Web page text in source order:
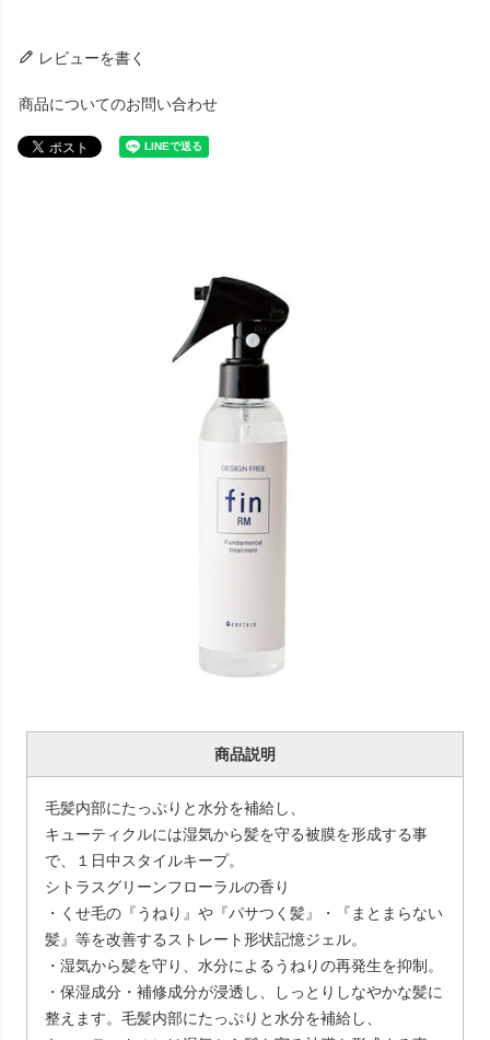
レビューを書く
商品についてのお問い合わせ
商品説明
毛髪内部にたっぷりと水分を補給し、
キューティクルには湿気から髪を守る被膜を形成する事
で、１日中スタイルキープ。
シトラスグリーンフローラルの香り
・くせ毛の『うねり』や『パサつく髪』・『まとまらない
髪』等を改善するストレート形状記憶ジェル。
・湿気から髪を守り、水分によるうねりの再発生を抑制。
・保湿成分・補修成分が浸透し、しっとりしなやかな髪に
整えます。毛髪内部にたっぷりと水分を補給し、